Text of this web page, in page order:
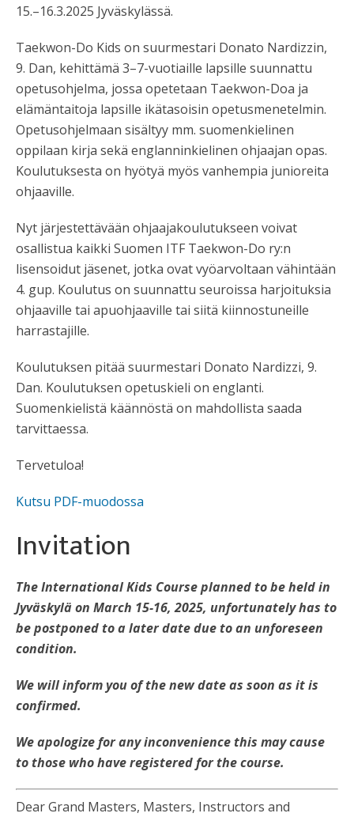
15.–16.3.2025 Jyväskylässä.
Taekwon-Do Kids on suurmestari Donato Nardizzin,
9. Dan, kehittämä 3–7-vuotiaille lapsille suunnattu
opetusohjelma, jossa opetetaan Taekwon-Doa ja
elämäntaitoja lapsille ikätasoisin opetusmenetelmin.
Opetusohjelmaan sisältyy mm. suomenkielinen
oppilaan kirja sekä englanninkielinen ohjaajan opas.
Koulutuksesta on hyötyä myös vanhempia junioreita
ohjaaville.
Nyt järjestettävään ohjaajakoulutukseen voivat
osallistua kaikki Suomen ITF Taekwon-Do ry:n
lisensoidut jäsenet, jotka ovat vyöarvoltaan vähintään
4. gup. Koulutus on suunnattu seuroissa harjoituksia
ohjaaville tai apuohjaaville tai siitä kiinnostuneille
harrastajille.
Koulutuksen pitää suurmestari Donato Nardizzi, 9.
Dan. Koulutuksen opetuskieli on englanti.
Suomenkielistä käännöstä on mahdollista saada
tarvittaessa.
Tervetuloa!
Kutsu PDF-muodossa
Invitation
The International Kids Course planned to be held in
Jyväskylä on March 15-16, 2025, unfortunately has to
be postponed to a later date due to an unforeseen
condition.
We will inform you of the new date as soon as it is
confirmed.
We apologize for any inconvenience this may cause
to those who have registered for the course.
Dear Grand Masters, Masters, Instructors and